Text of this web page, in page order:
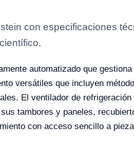
con especificaciones
automatizado que
versátiles que incluyen
El ventilador de refrigeración
tambores y paneles,
con acceso sencillo a